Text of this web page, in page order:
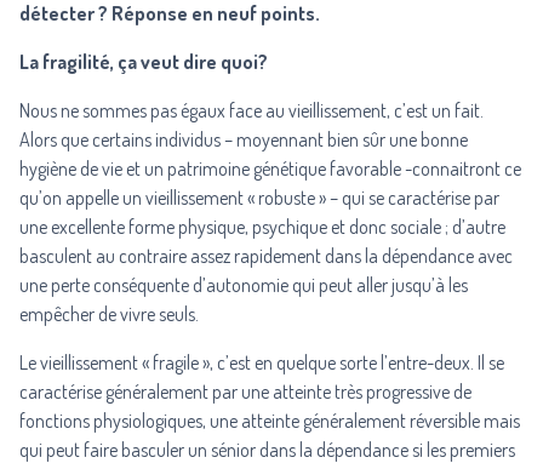
détecter ? Réponse en neuf points.
La fragilité, ça veut dire quoi?
Nous ne sommes pas égaux face au vieillissement, c’est un fait.
Alors que certains individus – moyennant bien sûr une bonne
hygiène de vie et un patrimoine génétique favorable -connaitront ce
qu’on appelle un vieillissement « robuste » – qui se caractérise par
une excellente forme physique, psychique et donc sociale ; d’autre
basculent au contraire assez rapidement dans la dépendance avec
une perte conséquente d’autonomie qui peut aller jusqu’à les
empêcher de vivre seuls.
Le vieillissement « fragile », c’est en quelque sorte l’entre-deux. Il se
caractérise généralement par une atteinte très progressive de
fonctions physiologiques, une atteinte généralement réversible mais
qui peut faire basculer un sénior dans la dépendance si les premiers